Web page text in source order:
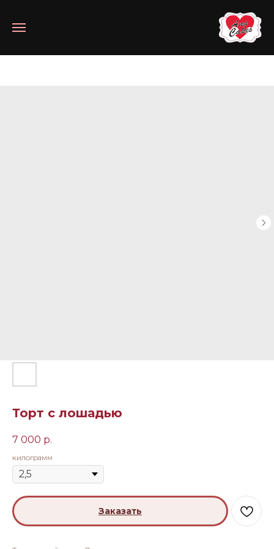
Торт с лошадью
7 000 р.
килограмм
Заказать